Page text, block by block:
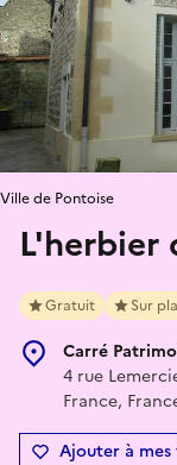
L'herbier
Gratuit Sur
Carré
4 rue
France,
Ajouter à
Ville de Pontoise